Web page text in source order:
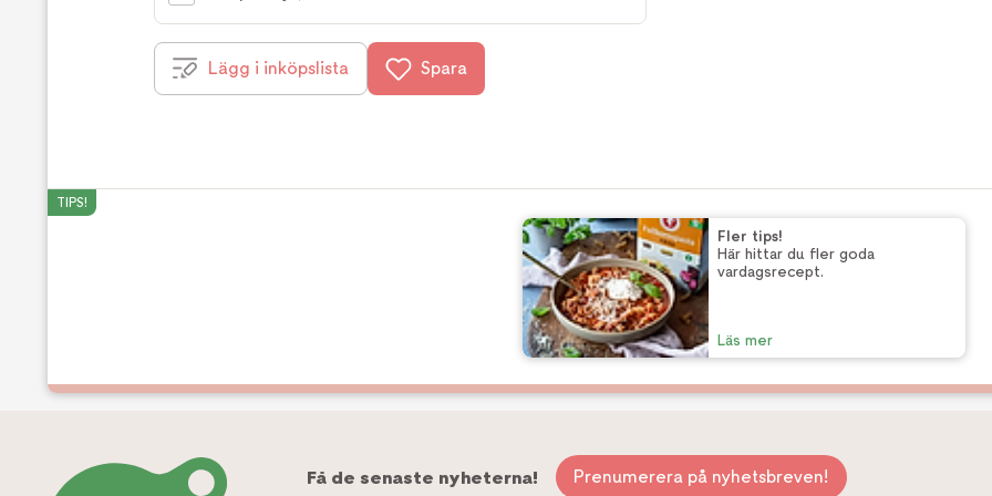
Lägg i inköpslista Spara
TIPS!
Fler tips!
Här hittar du fler goda
vardagsrecept.
Läs mer
Få de senaste nyheterna! Prenumerera på nyhetsbreven!